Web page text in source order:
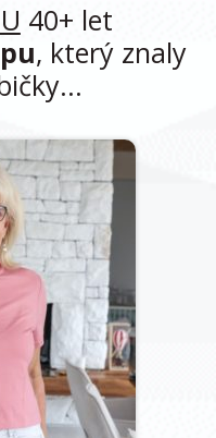
40+ let
, který znaly